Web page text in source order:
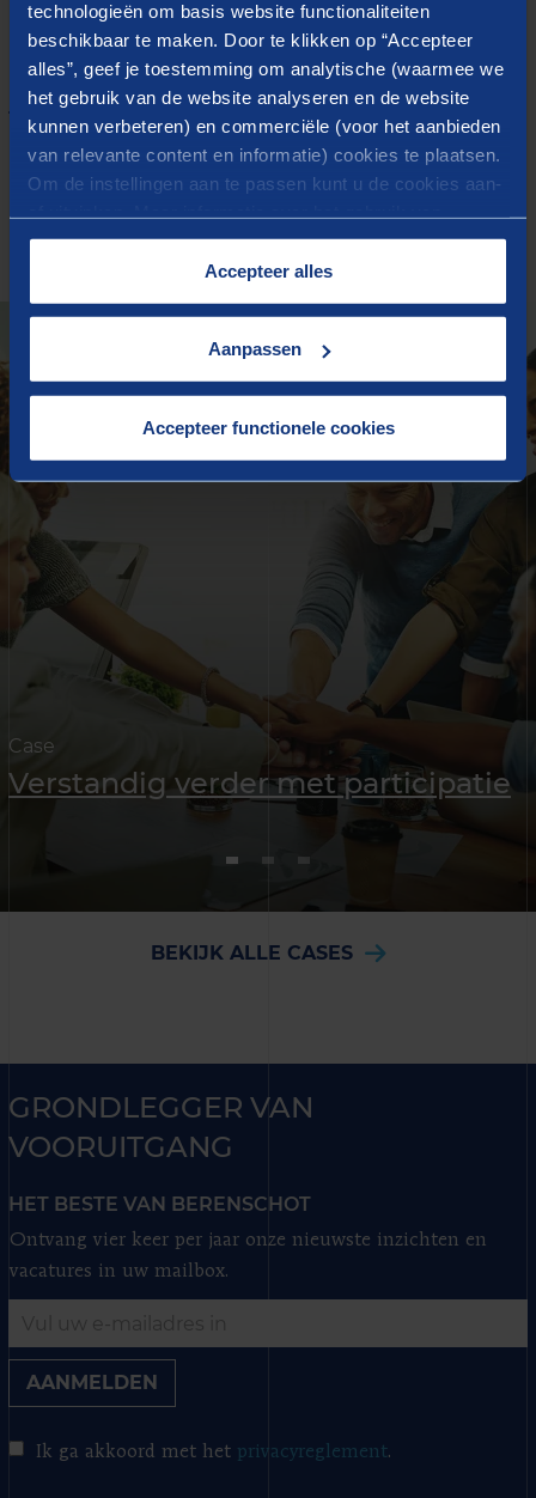
technologieën om basis website functionaliteiten
beschikbaar te maken. Door te klikken op “Accepteer
alles”, geef je toestemming om analytische (waarmee we
het gebruik van de website analyseren en de website
kunnen verbeteren) en commerciële (voor het aanbieden
van relevante content en informatie) cookies te plaatsen.
Om de instellingen aan te passen kunt u de cookies aan-
cookies op onze website treft u in onze
Accepteer alles
Aanpassen
Accepteer functionele cookies
adviseur
Sorry, er zijn geen resultaten
gevonden voor uw zoekopdracht
IN DE PRAKTIJK
Gerelateerde cases
Case
Verstandig verder met participatie
BEKIJK ALLE CASES
GRONDLEGGER VAN
VOORUITGANG
HET BESTE VAN BERENSCHOT
Ontvang vier keer per jaar onze nieuwste inzichten en
vacatures in uw mailbox.
AANMELDEN
Ik ga akkoord met het privacyreglement.